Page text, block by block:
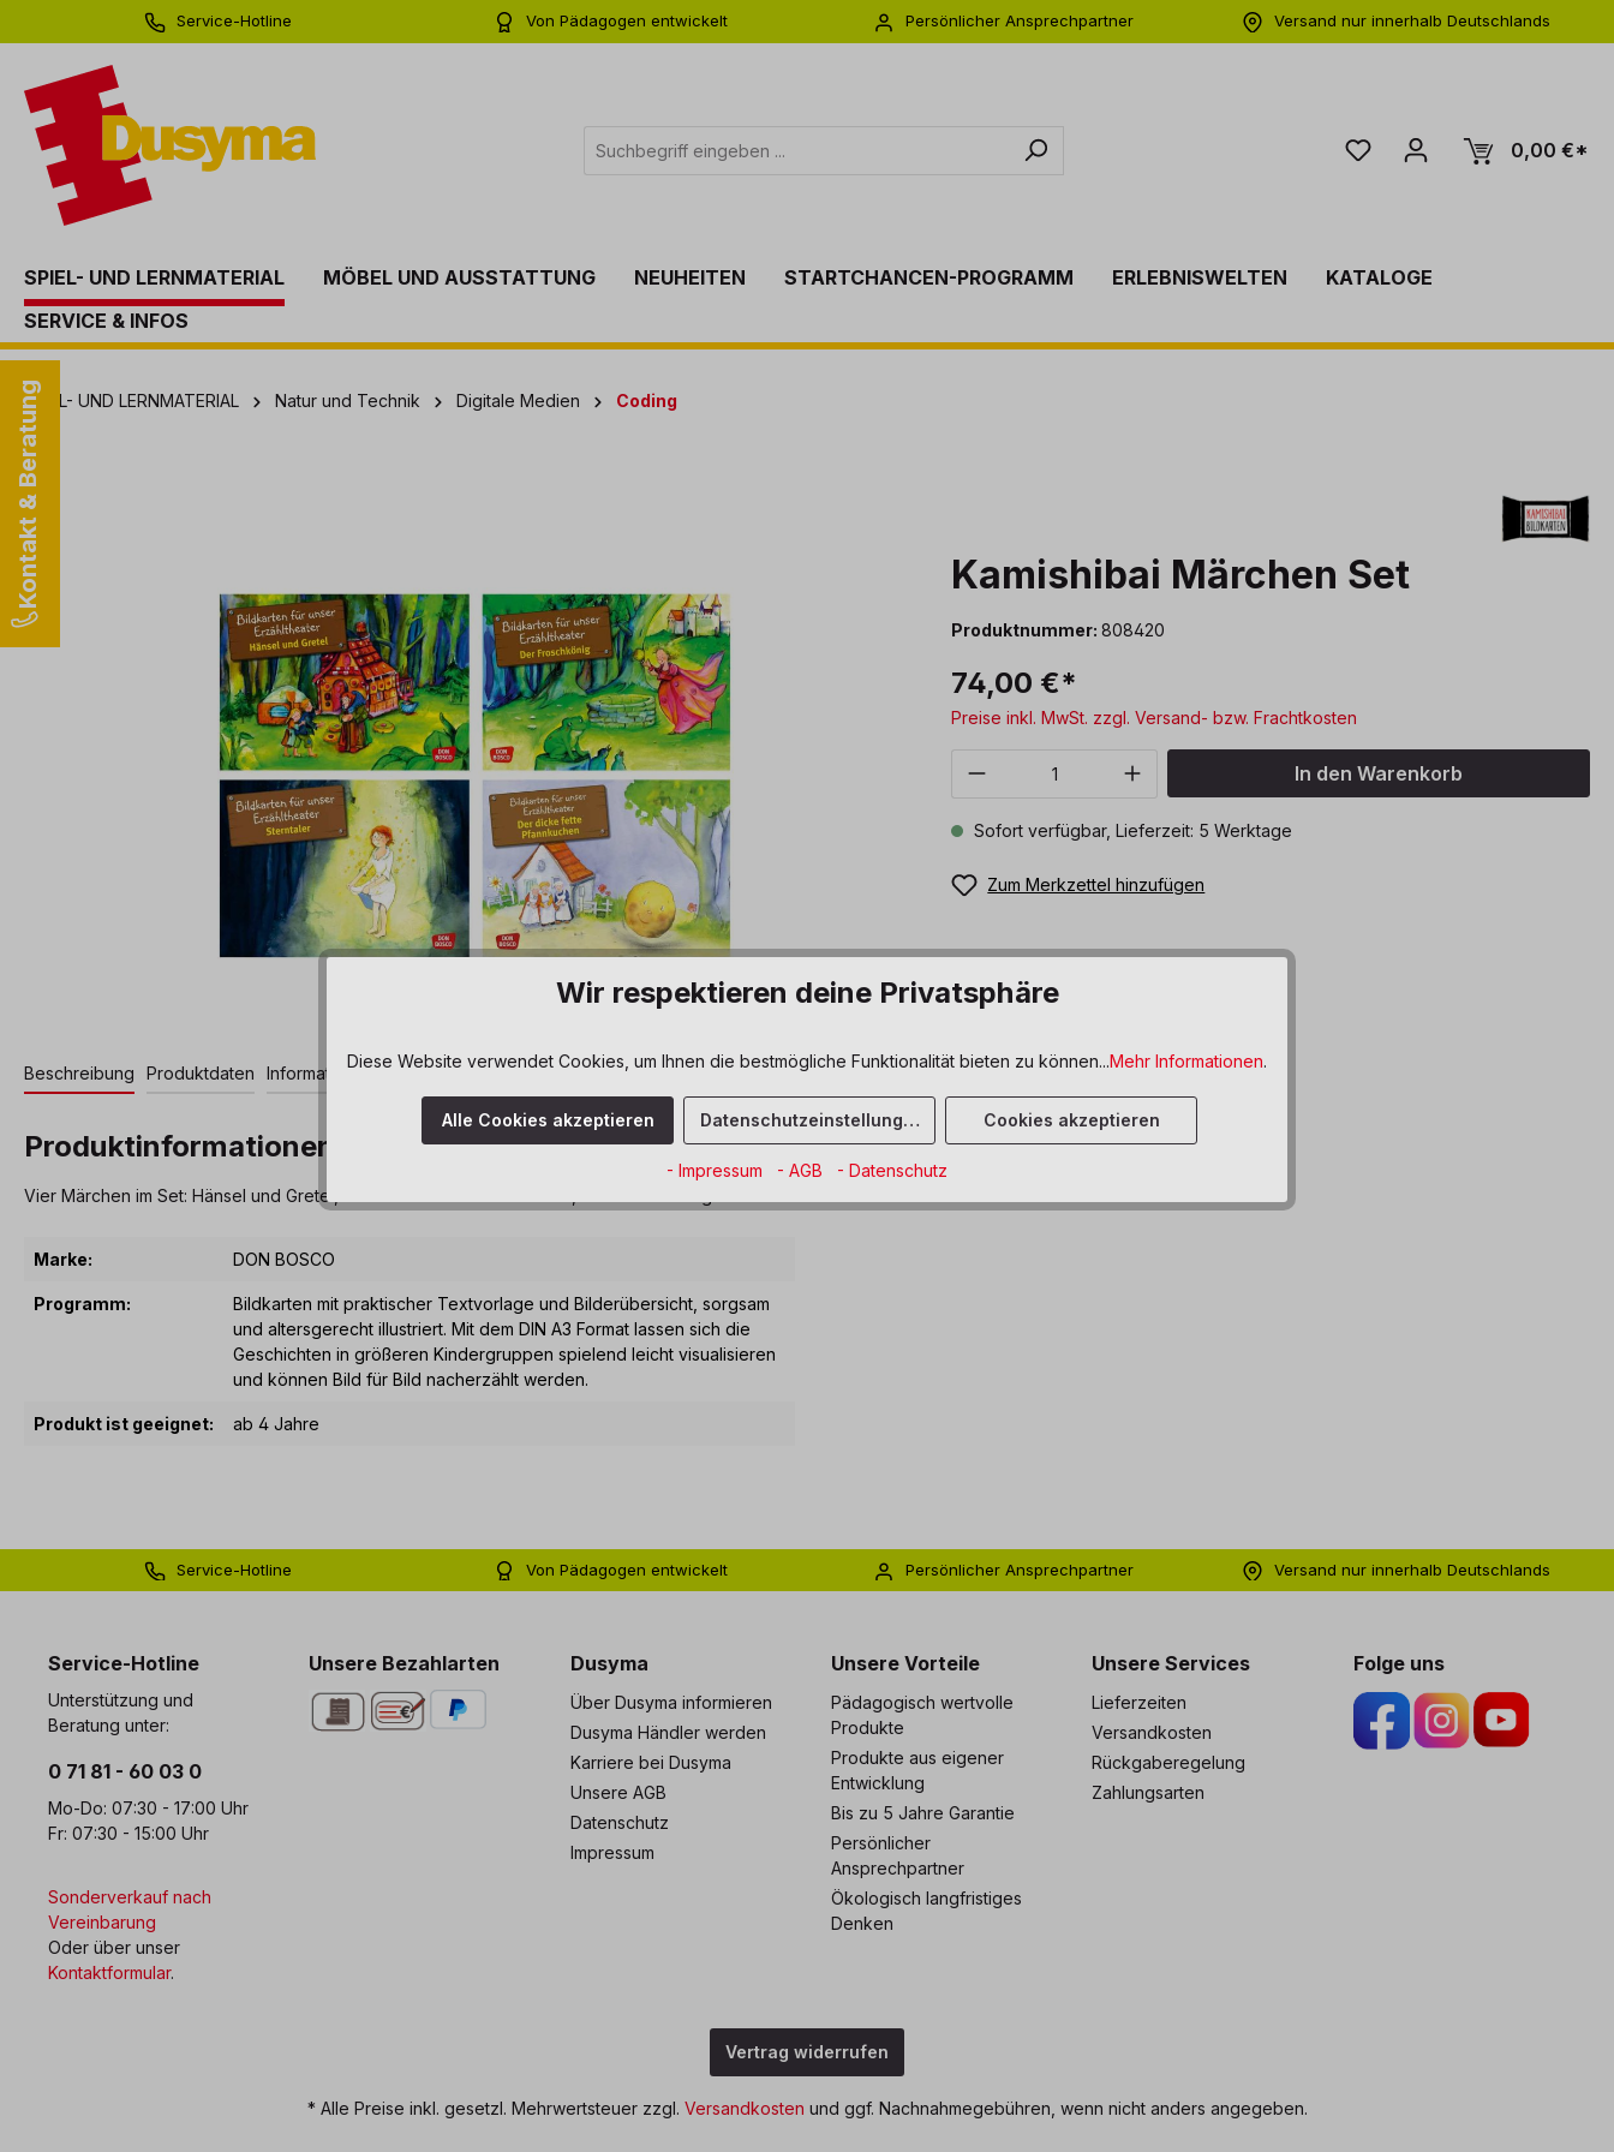
Zur Hauptnavigation springen
Service-Hotline
Von Pädagogen entwickelt
Persönlicher Ansprechpartner
Versand nur innerhalb Deutschlands
0,00 €*
SPIEL- UND LERNMATERIAL MÖBEL UND AUSSTATTUNG NEUHEITEN STARTCHANCEN-PROGRAMM ERLEBNISWELTEN
KATALOGE
SERVICE & INFOS
Kontakt & Beratung
SPIEL- UND LERNMATERIAL Natur und Technik Digitale Medien Coding
Bildergalerie überspringen
Kamishibai Märchen Set
Produktnummer:808420
74,00 €*
Preise inkl. MwSt. zzgl. Versand- bzw. Frachtkosten
Produkt Anzahl: Gib den gewünschten Wert
In den Warenkorb
Sofort verfügbar, Lieferzeit: 5 Werktage
Zum Merkzettel hinzufügen
Beschreibung Produktdaten Informationen und Hinweise
Produktinformationen "Kamishibai Märchen Set"
Vier Märchen im Set: Hänsel und Gretel, der dicke fette Pfannkuchen, der Froschkönig und Sterntaler.
Marke: DON BOSCO
Programm:
Bildkarten mit praktischer Textvorlage und Bilderübersicht, sorgsam
und altersgerecht illustriert. Mit dem DIN A3 Format lassen sich die
Geschichten in größeren Kindergruppen spielend leicht visualisieren
und können Bild für Bild nacherzählt werden.
Produkt ist geeignet: ab 4 Jahre
Service-Hotline
Von Pädagogen entwickelt
Persönlicher Ansprechpartner
Versand nur innerhalb Deutschlands
Service-Hotline
Unterstützung und
Beratung unter:
0 71 81 - 60 03 0
Mo-Do: 07:30 - 17:00 Uhr
Fr: 07:30 - 15:00 Uhr
Sonderverkauf nach
Vereinbarung
Oder über unser
Kontaktformular.
Unsere Bezahlarten Dusyma
Über Dusyma informieren
Dusyma Händler werden
Karriere bei Dusyma
Unsere AGB
Datenschutz
Impressum
Unsere Vorteile
Pädagogisch wertvolle
Produkte
Produkte aus eigener
Entwicklung
Bis zu 5 Jahre Garantie
Persönlicher
Ansprechpartner
Ökologisch langfristiges
Denken
Unsere Services
Lieferzeiten
Versandkosten
Rückgaberegelung
Zahlungsarten
Folge uns
Vertrag widerrufen
* Alle Preise inkl. gesetzl. Mehrwertsteuer zzgl. Versandkosten und ggf. Nachnahmegebühren, wenn nicht anders angegeben.
Wir respektieren deine Privatsphäre
Diese Website verwendet Cookies, um Ihnen die bestmögliche Funktionalität bieten zu können...Mehr Informationen.
Alle Cookies akzeptieren Datenschutzeinstellungen Cookies akzeptieren
- Impressum - AGB - Datenschutz